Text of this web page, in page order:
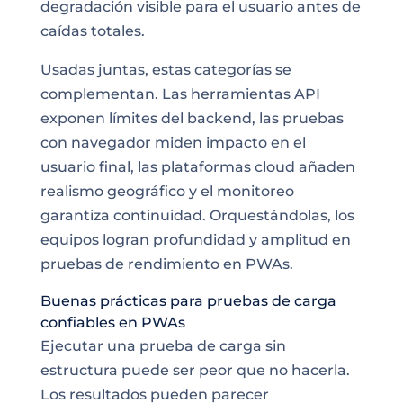
degradación visible para el usuario antes de
caídas totales.
Usadas juntas, estas categorías se
complementan. Las herramientas API
exponen límites del backend, las pruebas
con navegador miden impacto en el
usuario final, las plataformas cloud añaden
realismo geográfico y el monitoreo
garantiza continuidad. Orquestándolas, los
equipos logran profundidad y amplitud en
pruebas de rendimiento en PWAs.
Buenas prácticas para pruebas de carga
confiables en PWAs
Ejecutar una prueba de carga sin
estructura puede ser peor que no hacerla.
Los resultados pueden parecer